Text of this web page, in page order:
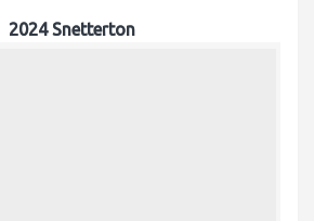
2024 Snetterton